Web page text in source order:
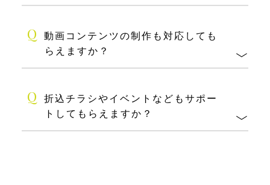
Q
動画コンテンツの制作も対応しても
らえますか？
Q
折込チラシやイベントなどもサポー
トしてもらえますか？